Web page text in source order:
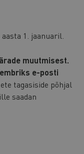
1. jaanuaril.
muutmisest.
e-posti
tagasiside põhjal
saadan